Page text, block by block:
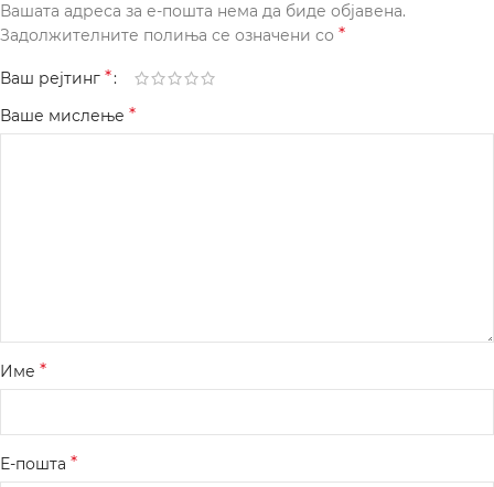
Вашата адреса за е-пошта нема да биде објавена.
Задолжителните полиња се означени со *
Ваш рејтинг *
Ваше мислење *
Име *
Е-пошта *